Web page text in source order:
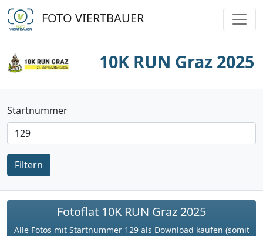
FOTO VIERTBAUER
10K RUN Graz 2025
Startnummer
Filtern
Fotoflat 10K RUN Graz 2025
Alle Fotos mit Startnummer 129 als Download kaufen (somit